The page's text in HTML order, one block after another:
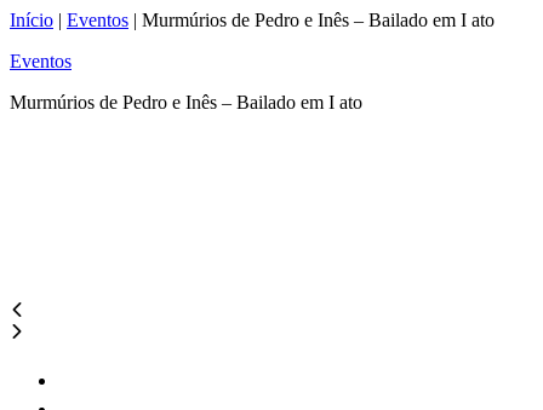
Início | Eventos | Murmúrios de Pedro e Inês – Bailado em I ato
Eventos
Murmúrios de Pedro e Inês – Bailado em I ato